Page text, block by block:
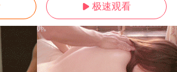
 极速观看